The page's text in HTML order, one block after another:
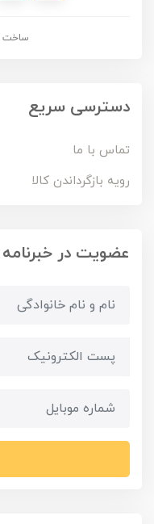
ساخت
دسترسی سریع
تماس با ما
رویه بازگرداندن کالا
عضویت در